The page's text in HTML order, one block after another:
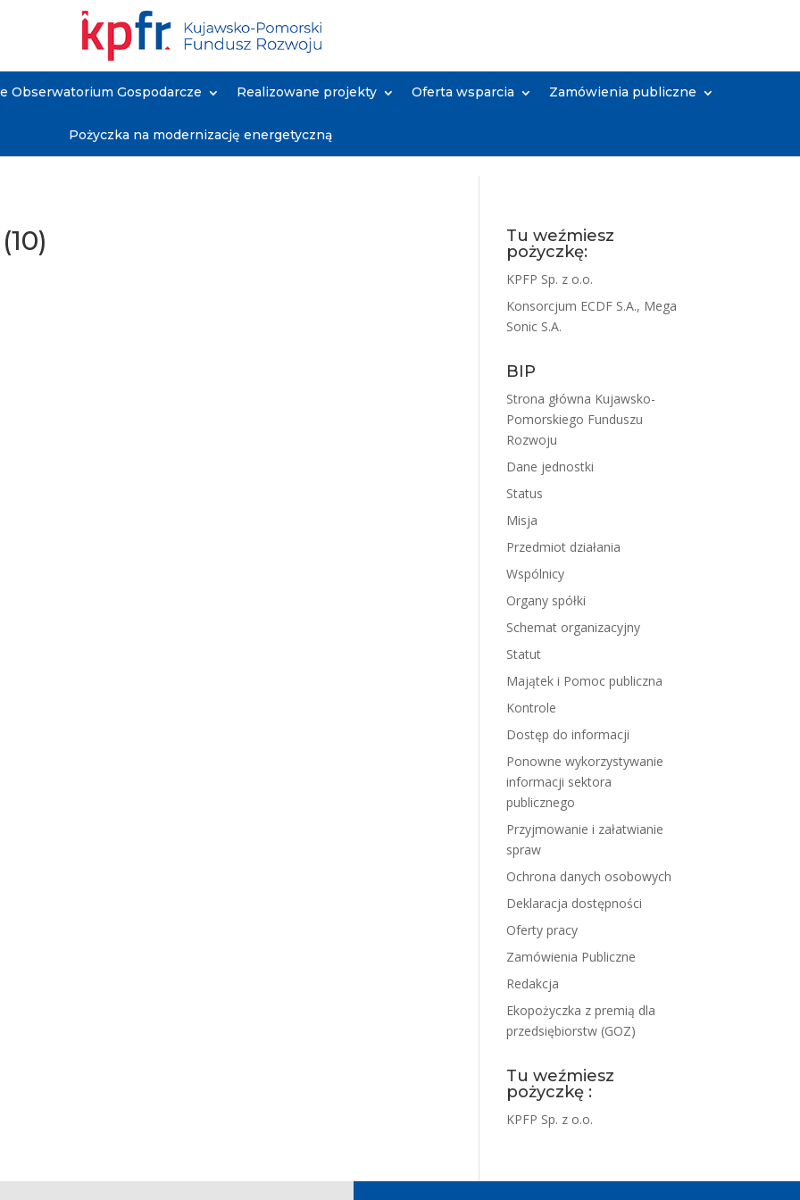
Obserwatorium Gospodarcze Realizowane projekty Oferta wsparcia Zamówienia publiczne
Pożyczka na modernizację energetyczną
Tu weźmiesz
pożyczkę:
KPFP Sp. z o.o.
Konsorcjum ECDF S.A., Mega
Sonic S.A.
BIP
Strona główna Kujawsko-
Pomorskiego Funduszu
Rozwoju
Dane jednostki
Status
Misja
Przedmiot działania
Wspólnicy
Organy spółki
Schemat organizacyjny
Statut
Majątek i Pomoc publiczna
Kontrole
Dostęp do informacji
Ponowne wykorzystywanie
informacji sektora
publicznego
Przyjmowanie i załatwianie
spraw
Ochrona danych osobowych
Deklaracja dostępności
Oferty pracy
Zamówienia Publiczne
Redakcja
Ekopożyczka z premią dla
przedsiębiorstw (GOZ)
Tu weźmiesz
pożyczkę :
KPFP Sp. z o.o.